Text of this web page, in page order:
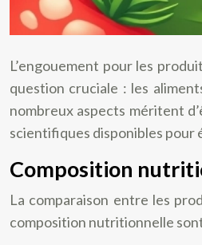
L’engouement pour les
question cruciale : les
nombreux aspects méritent
scientifiques disponibles pour
Composition
La comparaison entre les
composition nutritionnelle